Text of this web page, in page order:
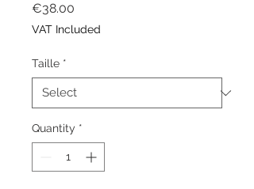
€38.00
VAT Included
Taille *
Quantity *